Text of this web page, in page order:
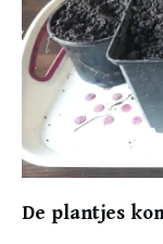
De plantjes